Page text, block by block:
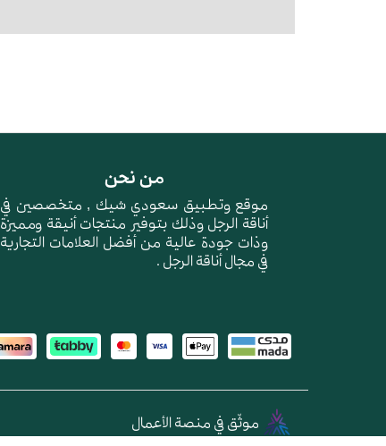
من نحن
موقع وتطبيق سعودي شيك , متخصصين في
أناقة الرجل وذلك بتوفير منتجات أنيقة ومميزة
وذات جودة عالية من أفضل العلامات التجارية
في مجال أناقة الرجل .
موثّق في منصة الأعمال